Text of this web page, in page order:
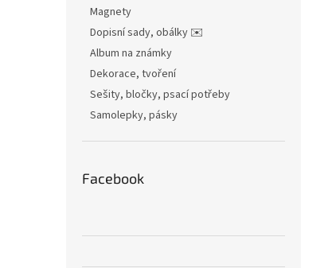
Magnety
Dopisní sady, obálky ✉️
Album na známky
Dekorace, tvoření
Sešity, bločky, psací potřeby
Samolepky, pásky
Facebook